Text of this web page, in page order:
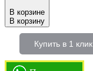
В корзине
В корзину
Купить в 1 клик